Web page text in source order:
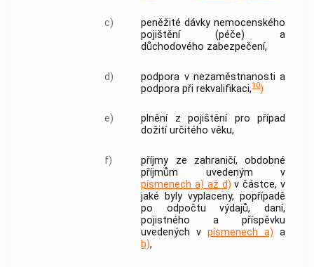
c)
peněžité dávky nemocenského
pojištění (péče) a
důchodového zabezpečení,
d)
podpora v nezaměstnanosti a
podpora při rekvalifikaci,10)
e)
plnění z pojištění pro případ
dožití určitého věku,
f)
příjmy ze zahraničí, obdobné
příjmům uvedeným v
písmenech a) až d) v částce, v
jaké byly vyplaceny, popřípadě
po odpočtu výdajů, daní,
pojistného a příspěvku
uvedených vpísmenech a) a
b),